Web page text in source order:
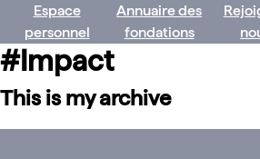
contenu
Espace
personnel
Annuaire des
fondations
#Impact
This is my archive